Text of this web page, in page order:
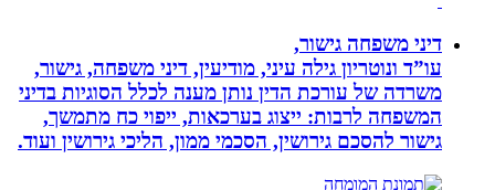
דיני משפחה גישור,
עו”ד ונוטריון גילה עיני, מודיעין, דיני משפחה, גישור,
משרדה של עורכת הדין נותן מענה לכלל הסוגיות בדיני
המשפחה לרבות: ייצוג בערכאות, ייפוי כח מתמשך,
גישור להסכם גירושין, הסכמי ממון, הליכי גירושין ועוד.